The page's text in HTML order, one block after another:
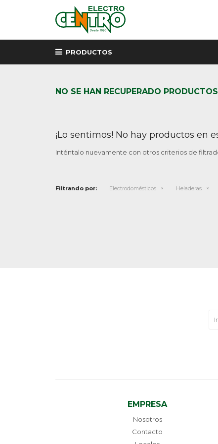
PRODUCTOS
NO SE HAN RECUPERADO PRODUCTOS
¡Lo sentimos! No hay productos en
Inténtalo nuevamente con otros criterios de
Filtrando por: Electrodomésticos Heladeras
EMPRESA
Nosotros
Contacto